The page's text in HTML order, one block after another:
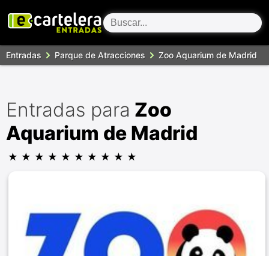
Entradas Parque de Atracciones Zoo Aquarium de Madrid
Entradas para Zoo
Aquarium de Madrid
★ ★ ★ ★ ★ ★ ★ ★ ★ ★